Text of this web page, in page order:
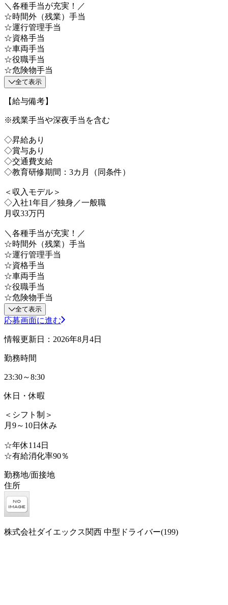
＼各種手当が充実！／
☆時間外（残業）手当
☆運行管理手当
☆資格手当
☆車両手当
☆役職手当
☆危険物手当
全て表示
【給与備考】
※残業手当や深夜手当を含む
◇昇給あり
◇賞与あり
◇交通費支給
◇教育研修期間：3カ月（同条件）
＜収入モデル＞
◇入社1年目／独身／一般職
月収33万円
＼各種手当が充実！／
☆時間外（残業）手当
☆運行管理手当
☆資格手当
☆車両手当
☆役職手当
☆危険物手当
全て表示
応募画面に進む
情報更新日：2026年8月4日
勤務時間
23:30～8:30
休日・休暇
＜シフト制＞
月9～10日休み
☆年休114日
☆有給消化率90％
勤務地/面接地
住所
株式会社ダイエックス関西 中型ドライバー(199)